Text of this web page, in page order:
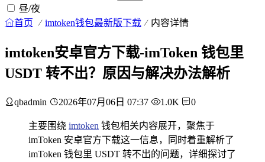
昼/夜
首页 imtoken钱包最新版下载 内容详情
imtoken安卓官方下载-imToken 钱包里
USDT 转不出？原因与解决办法解析
qbadmin 2026年07月06日 07:37 1.0K 0
主要围绕 imtoken 钱包相关内容展开，聚焦于
imToken 安卓官方下载这一信息，同时着重解析了
imToken 钱包里 USDT 转不出的问题，详细探讨了